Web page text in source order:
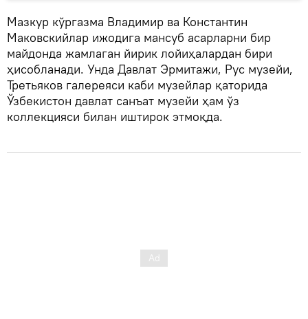
Мазкур кўргазма Владимир ва Константин
Маковскийлар ижодига мансуб асарларни бир
майдонда жамлаган йирик лойиҳалардан бири
ҳисобланади. Унда Давлат Эрмитажи, Рус музейи,
Третьяков галереяси каби музейлар қаторида
Ўзбекистон давлат санъат музейи ҳам ўз
коллекцияси билан иштирок этмоқда.